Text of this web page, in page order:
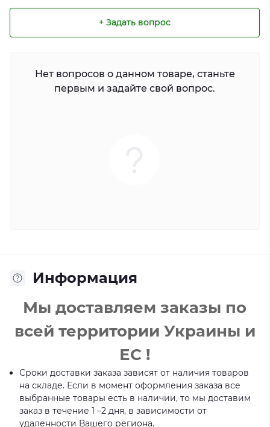
+ Задать вопрос
Нет вопросов о данном товаре, станьте
первым и задайте свой вопрос.
Информация
Мы доставляем заказы по
всей территории Украины и
ЕС !
Сроки доставки заказа зависят от наличия товаров
на складе. Если в момент оформления заказа все
выбранные товары есть в наличии, то мы доставим
заказ в течение 1 –2 дня, в зависимости от
удаленности Вашего региона.